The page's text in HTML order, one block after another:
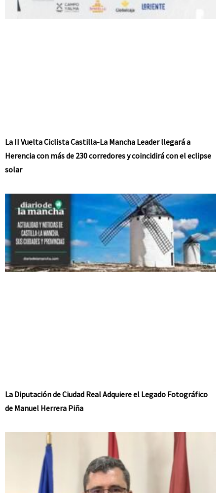
La II Vuelta Ciclista Castilla-La Mancha Leader llegará a
Herencia con más de 230 corredores y coincidirá con el eclipse
solar
La Diputación de Ciudad Real Adquiere el Legado Fotográfico
de Manuel Herrera Piña